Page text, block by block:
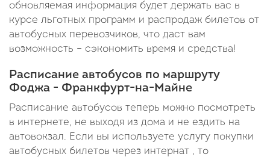
обновляемая информация будет держать вас в
курсе льготных программ и распродаж билетов от
автобусных перевозчиков, что даст вам
возможность – сэкономить время и средства!
Расписание автобусов по маршруту
Фоджа - Франкфурт-на-Майне
Расписание автобусов теперь можно посмотреть
в интернете, не выходя из дома и не ездить на
автовокзал. Если вы используете услугу покупки
автобусных билетов через интернат , то